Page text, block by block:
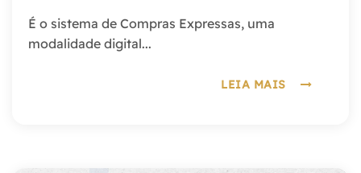
É o sistema de Compras Expressas, uma
modalidade digital...
LEIA MAIS